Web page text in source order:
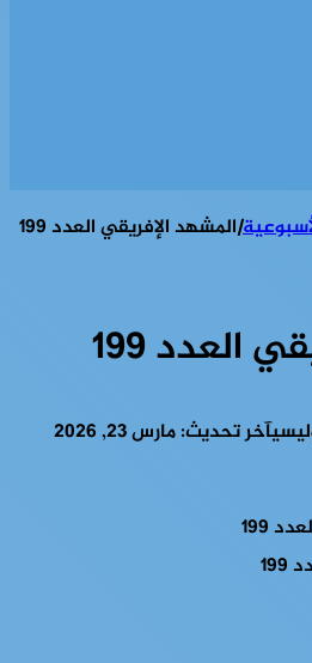
|المشهد الإفريقي العدد 199
العدد 199
آخر تحديث: مارس 23, 2026